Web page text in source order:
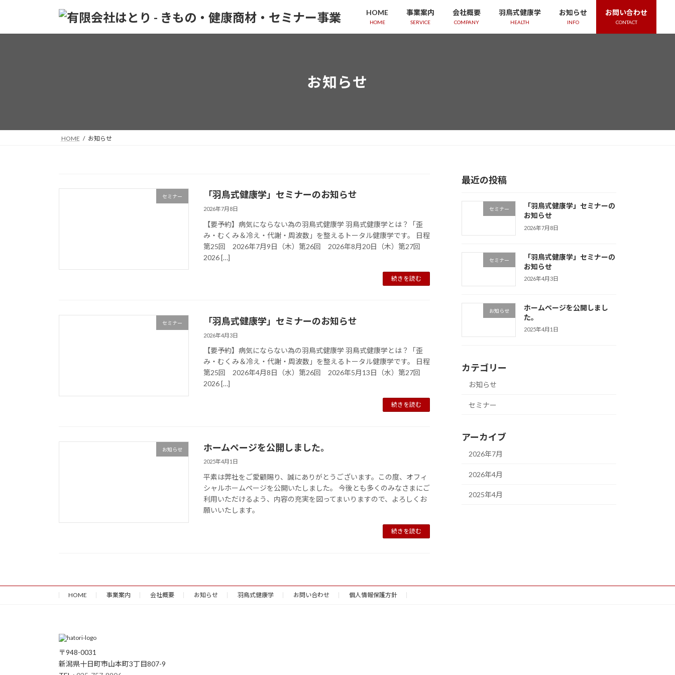
HOME
HOME
事業案内
SERVICE
会社概要
COMPANY
羽鳥式健康学
HEALTH
お知らせ
INFO
お問い合わせ
CONTACT
お知らせ
HOME お知らせ
セミナー 「羽鳥式健康学」セミナーのお知らせ
2026年7月8日
【要予約】病気にならない為の羽鳥式健康学 羽鳥式健康学とは？「歪
み・むくみ＆冷え・代謝・周波数」を整えるトータル健康学です。 日程
第25回 2026年7月9日（木）第26回 2026年8月20日（木）第27回
2026 […]
続きを読む
セミナー 「羽鳥式健康学」セミナーのお知らせ
2026年4月3日
【要予約】病気にならない為の羽鳥式健康学 羽鳥式健康学とは？「歪
み・むくみ＆冷え・代謝・周波数」を整えるトータル健康学です。 日程
第25回 2026年4月8日（水）第26回 2026年5月13日（水）第27回
2026 […]
続きを読む
お知らせ ホームページを公開しました。
2025年4月1日
平素は弊社をご愛顧賜り、誠にありがとうございます。この度、オフィ
シャルホームページを公開いたしました。 今後とも多くのみなさまにご
利用いただけるよう、内容の充実を図ってまいりますので、よろしくお
願いいたします。
続きを読む
最近の投稿
セミナー
「羽鳥式健康学」セミナーの
お知らせ
2026年7月8日
セミナー
「羽鳥式健康学」セミナーの
お知らせ
2026年4月3日
お知らせ
ホームページを公開しまし
た。
2025年4月1日
カテゴリー
お知らせ
セミナー
アーカイブ
2026年7月
2026年4月
2025年4月
HOME 事業案内 会社概要 お知らせ 羽鳥式健康学 お問い合わせ 個人情報保護方針
〒948-0031
新潟県十日町市山本町3丁目807-9